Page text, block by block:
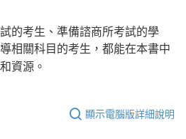
的考生、準備諮商所考試的學
相關科目的考生，都能在本書中
資源。
顯示電腦版詳細說明